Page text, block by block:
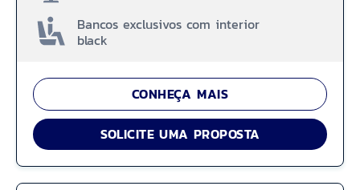
Bancos exclusivos com interior
black
CONHEÇA MAIS
SOLICITE UMA PROPOSTA